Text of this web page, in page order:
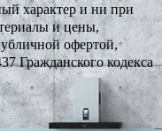
характер и ни при
и цены,
офертой,
Гражданского кодекса